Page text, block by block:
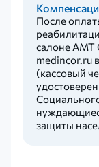
После
салоне AMT
medincor.ru
(кассовый
защиты